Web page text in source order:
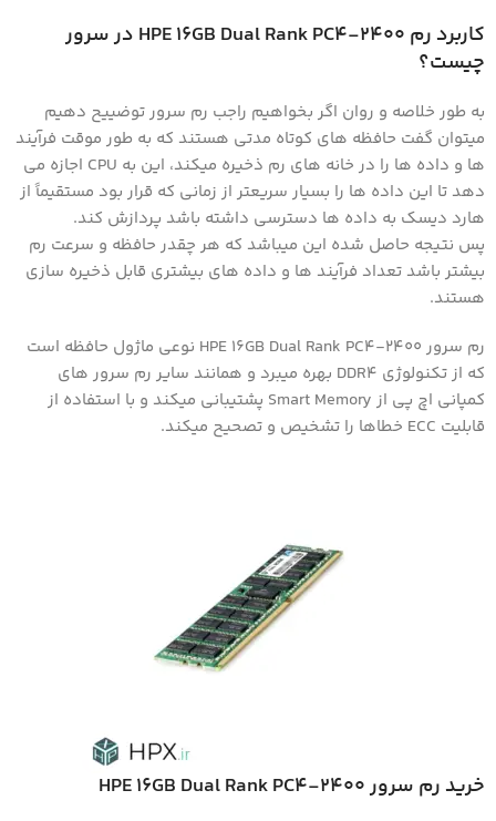
کاربردرم HPE 16GB Dual Rank PC4-2400
در سرور
چیست؟
به طور خلاصه و روان اگر بخواهیم راجب رم سرور توضییح دهیم
میتوان گفت حافظه های کوتاه مدتی هستند که به طور موقت فرآیند
ها و داده ها را در خانه های رم ذخیره میکند، این به CPU اجازه می
دهد تا این داده ها را بسیار سریعتر از زمانی که قرار بود مستقیماً از
هارد دیسک به داده ها دسترسی داشته باشد پردازش کند.
پس نتیجه حاصل شده این میباشد که هر چقدر حافظه و سرعت رم
بیشتر باشد تعداد فرآیند ها و داده های بیشتری قابل ذخیره سازی
هستند.
رم سرور HPE 16GB Dual Rank PC4-2400 نوعی ماژول حافظه است
که از تکنولوژی DDR4 بهره میبرد و همانند سایر رم سرور های
کمپانی اچ پی از Smart Memory پشتیبانی میکند و با استفاده از
قابلیت ECC خطاها را تشخیص و تصحیح میکند.
خرید رم سرور HPE 16GB Dual Rank PC4-2400